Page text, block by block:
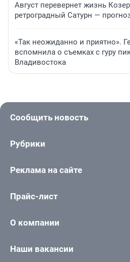
Август перевернет жизнь
ретроградный Сатурн —
«Так неожиданно и приятно».
вспомнила о съемках с гуру
Владивостока
Сообщить новость
Рубрики
Реклама на сайте
Прайс-лист
О компании
Наши вакансии